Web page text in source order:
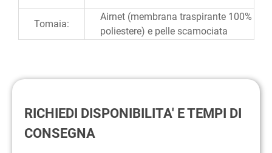
Tomaia:
Airnet (membrana traspirante 100%
poliestere) e pelle scamociata
RICHIEDI DISPONIBILITA' E TEMPI DI
CONSEGNA